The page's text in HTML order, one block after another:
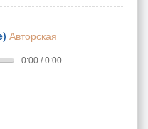
Авторская
0:00 / 0:00